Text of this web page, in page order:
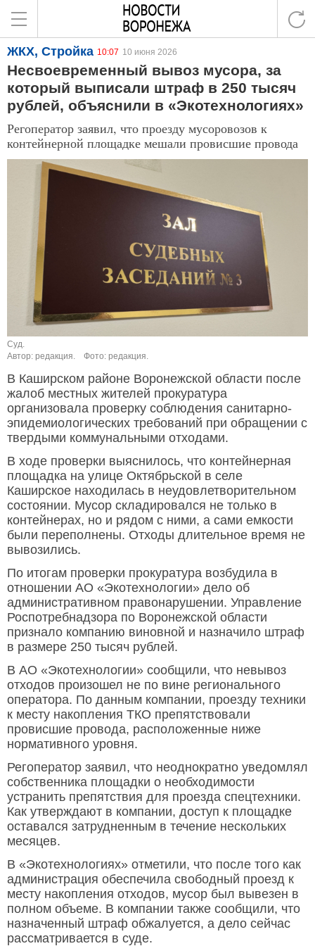
ЖКХ, Стройка 10:07 10 июня 2026
Несвоевременный вывоз мусора, за
который выписали штраф в 250 тысяч
рублей, объяснили в «Экотехнологиях»
Регоператор заявил, что проезду мусоровозов к
контейнерной площадке мешали провисшие провода
Суд.
Автор: редакция.
Фото: редакция.
В Каширском районе Воронежской области после
жалоб местных жителей прокуратура
организовала проверку соблюдения санитарно-
эпидемиологических требований при обращении с
твердыми коммунальными отходами.
В ходе проверки выяснилось, что контейнерная
площадка на улице Октябрьской в селе
Каширское находилась в неудовлетворительном
состоянии. Мусор складировался не только в
контейнерах, но и рядом с ними, а сами емкости
были переполнены. Отходы длительное время не
вывозились.
По итогам проверки прокуратура возбудила в
отношении АО «Экотехнологии» дело об
административном правонарушении. Управление
Роспотребнадзора по Воронежской области
признало компанию виновной и назначило штраф
в размере 250 тысяч рублей.
В АО «Экотехнологии» сообщили, что невывоз
отходов произошел не по вине регионального
оператора. По данным компании, проезду техники
к месту накопления ТКО препятствовали
провисшие провода, расположенные ниже
нормативного уровня.
Регоператор заявил, что неоднократно уведомлял
собственника площадки о необходимости
устранить препятствия для проезда спецтехники.
Как утверждают в компании, доступ к площадке
оставался затрудненным в течение нескольких
месяцев.
В «Экотехнологиях» отметили, что после того как
администрация обеспечила свободный проезд к
месту накопления отходов, мусор был вывезен в
полном объеме. В компании также сообщили, что
назначенный штраф обжалуется, а дело сейчас
рассматривается в суде.